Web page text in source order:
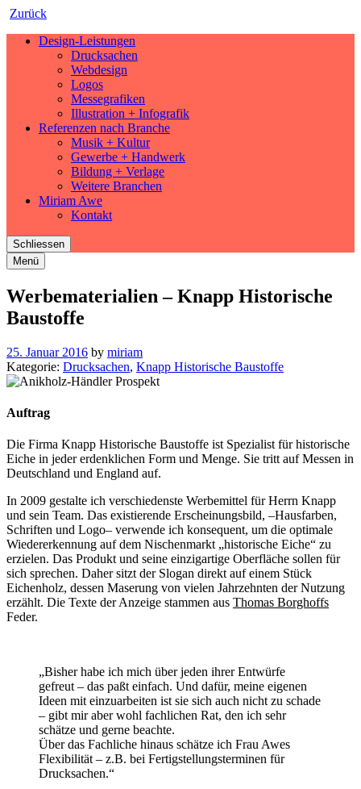
Zurück
Design-Leistungen
Drucksachen
Webdesign
Logos
Messegrafiken
Illustration + Infografik
Referenzen nach Branche
Musik + Kultur
Gewerbe + Handwerk
Bildung + Verlage
Weitere Branchen
Miriam Awe
Kontakt
Schliessen
Menü
Werbematerialien – Knapp Historische
Baustoffe
25. Januar 2016 by miriam
Kategorie: Drucksachen, Knapp Historische Baustoffe
Auftrag
Die Firma Knapp Historische Baustoffe ist Spezialist für historische
Eiche in jeder erdenklichen Form und Menge. Sie tritt auf Messen in
Deutschland und England auf.
In 2009 gestalte ich verschiedenste Werbemittel für Herrn Knapp
und sein Team. Das existierende Erscheinungsbild, –Hausfarben,
Schriften und Logo– verwende ich konsequent, um die optimale
Wiedererkennung auf dem Nischenmarkt „historische Eiche“ zu
erzielen. Das Produkt und seine einzigartige Oberfläche sollen für
sich sprechen. Daher sitzt der Slogan direkt auf einem Stück
Eichenholz, dessen Maserung von vielen Jahrzehnten der Nutzung
erzählt. Die Texte der Anzeige stammen aus Thomas Borghoffs
Feder.
„Bisher habe ich mich über jeden ihrer Entwürfe
gefreut – das paßt einfach. Und dafür, meine eigenen
Ideen mit einzuarbeiten ist sie sich auch nicht zu schade
– gibt mir aber wohl fachlichen Rat, den ich sehr
schätze und gerne beachte.
Über das Fachliche hinaus schätze ich Frau Awes
Flexibilität – z.B. bei Fertigstellungsterminen für
Drucksachen.“